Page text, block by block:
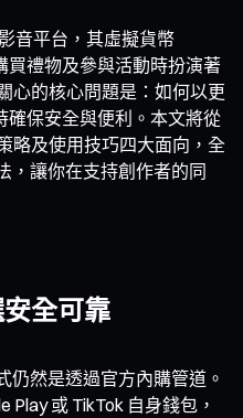
音平台，其虛擬貨幣
買禮物及參與活動時扮演著
心的核心問題是：如何以更
確保安全與便利。本文將從
略及使用技巧四大面向，全
，讓你在支持創作者的同
全可靠
仍然是透過官方內購管道。
或 TikTok 自身錢包，